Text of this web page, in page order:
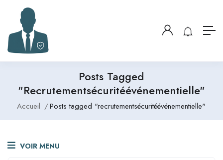
Posts Tagged
"recrutementsécuritéévénementielle"
Accueil Posts tagged "recrutementsécuritéévénementielle"
VOIR MENU